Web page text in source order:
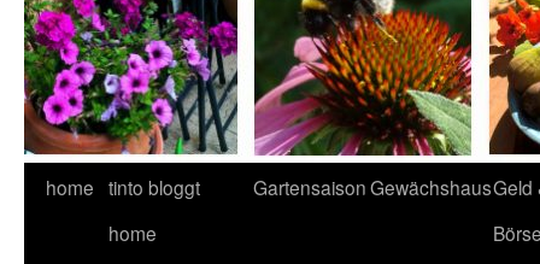
home tinto bloggt
home
GartensaisonGewächshausGeld